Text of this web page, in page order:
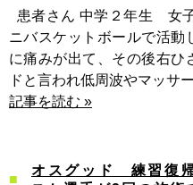
患者さん 中学２年生 女
ニバスケットボールで活動
に痛みが出て、その後右ひ
ドと言われ低周波やマッサ
記事を読む »
オスグッド 練習復